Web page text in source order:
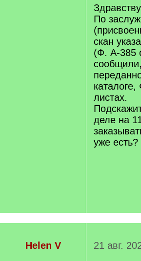
q
]
По
скан
(Ф. А-385
листах.
деле на
уже есть?
Helen V
21 авг.